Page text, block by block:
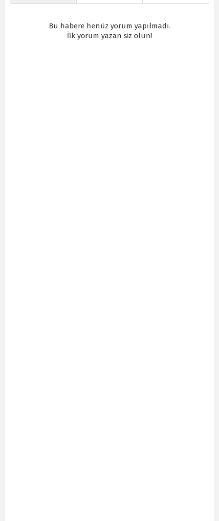
Bu habere henüz yorum yapılmadı.
İlk yorum yazan siz olun!